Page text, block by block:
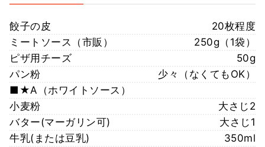
餃子の皮
20枚程度
ミートソース（市販）
250g（1袋）
ピザ用チーズ
50g
パン粉
少々（なくてもOK）
■★A（ホワイトソース）
小麦粉
大さじ2
バター(マーガリン可)
大さじ1
牛乳(または豆乳)
350ml